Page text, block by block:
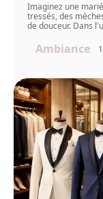
Imaginez une
tressés, des
de douceur. Dans
Ambiance